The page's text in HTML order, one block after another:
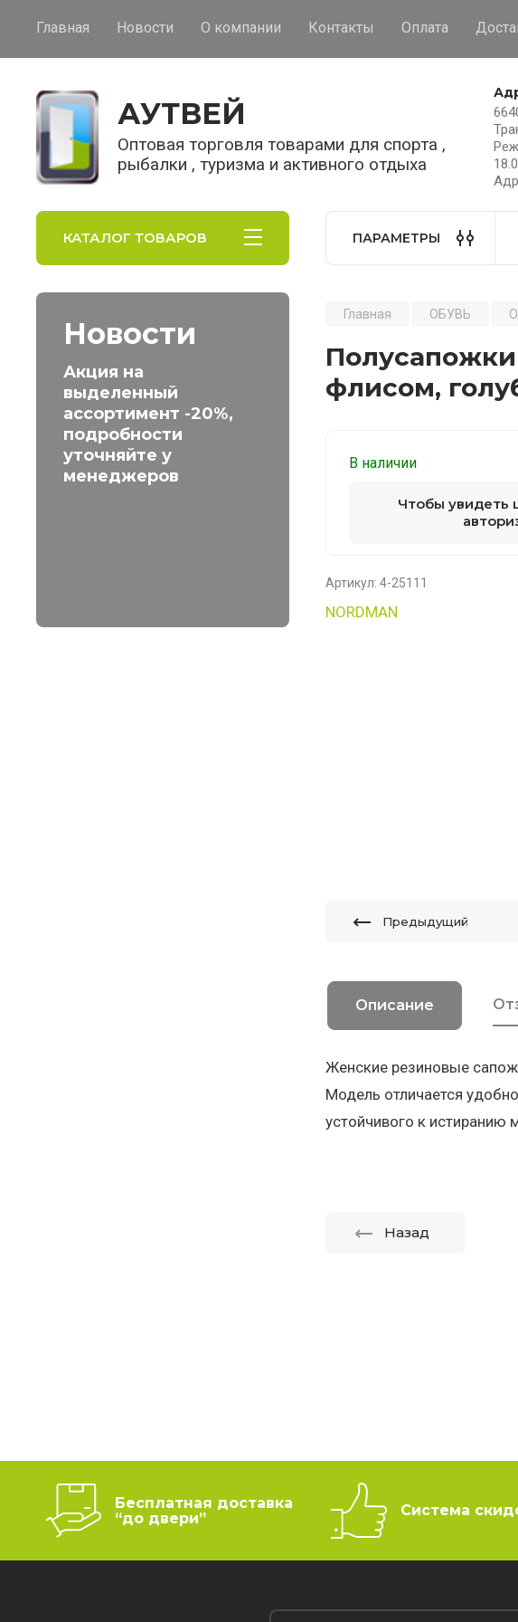
Главная Новости О компании Контакты Оплата
АУТВЕЙ
Оптовая торговля товарами для спорта ,
рыбалки , туризма и активного отдыха
КАТАЛОГ ТОВАРОВ ПАРАМЕТРЫ
Новости
Акция на
выделенный
ассортимент -20%,
подробности
уточняйте у
менеджеров
Главная ОБУВЬ
флисом,
В наличии
Чтобы увидеть
Артикул: 4-25111
NORDMAN
Предыдущий
Описание
Женские резиновые
Модель отличается
устойчивого к истиранию
Назад
Бесплатная доставка
“до двери”
Система